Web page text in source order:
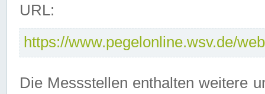
URL:
https://www.pegelonline.wsv.de/
Die Messstellen enthalten weitere